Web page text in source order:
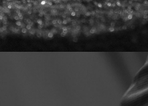
als Verein registrieren
Login